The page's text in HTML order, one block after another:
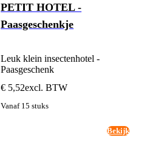
PETIT HOTEL -
Paasgeschenkje
Leuk klein insectenhotel -
Paasgeschenk
€ 5,52excl. BTW
Vanaf 15 stuks
Bekijk